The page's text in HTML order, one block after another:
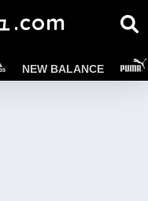
.com
NEW BALANCE